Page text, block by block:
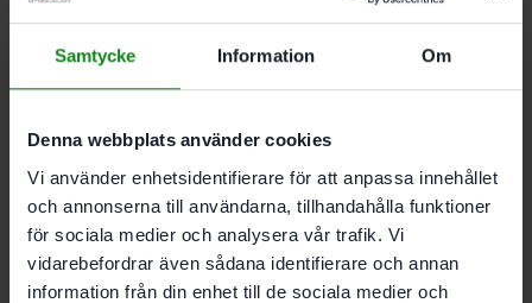
Samtycke Information Om
Denna webbplats använder cookies
Vi använder enhetsidentifierare för att anpassa innehållet
och annonserna till användarna, tillhandahålla funktioner
för sociala medier och analysera vår trafik. Vi
vidarebefordrar även sådana identifierare och annan
information från din enhet till de sociala medier och
Diameter 5 mm
Det finns inga recensioner än.
Bli först med att recensera ”Festool Borrbits HS D 5”
Du måste varainloggadför att skriva en recension.